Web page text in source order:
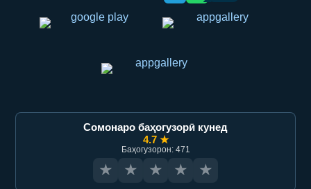
Сомонаро баҳогузорӣ кунед
4.7 ★
Баҳогузорон: 471
★ ★ ★ ★ ★